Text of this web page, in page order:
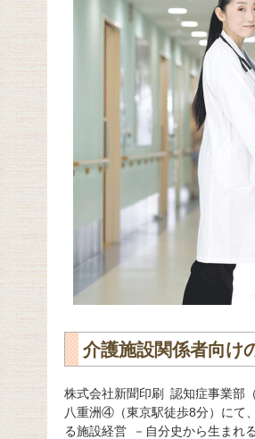
介護施設関係者向け
株式会社新聞印刷 認知症事業部
八重洲④（東京駅徒歩8分）にて
る施設経営 －自分史から生まれ